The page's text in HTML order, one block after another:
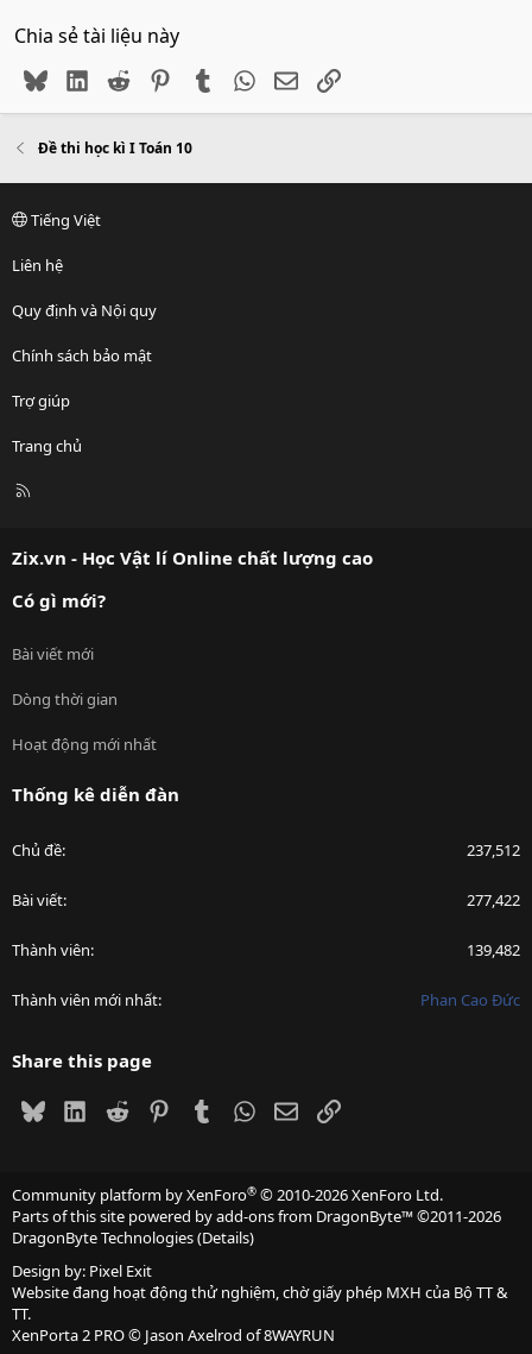
Chia sẻ tài liệu này
BlueskyLinkedIn
Reddit PinterestTumblr WhatsApp
EmailLink
Đề thi học kì I Toán 10
Tiếng Việt
Liên hệ
Quy định và Nội quy
Chính sách bảo mật
Trợ giúp
Trang chủ
R
Zix.vn - Học Vật lí Online chất lượng cao
Có gì mới?
Bài viết mới
Dòng thời gian
Hoạt động mới nhất
Thống kê diễn đàn
Chủ đề 237,512
Bài viết 277,422
Thành viên 139,482
Thành viên mới nhất Phan Cao Đức
Share this page
BlueskyLinkedIn
Reddit PinterestTumblrWhatsApp
EmailLink
Community platform by XenForo® © 2010-2026 XenForo Ltd.
Parts of this site powered byadd-ons from DragonByte™©2011-2026
DragonByte Technologies(Details)
Design by: Pixel Exit
Website đang hoạt động thử nghiệm, chờ giấy phép MXH của Bộ TT &
TT.
XenPorta 2 PRO© Jason Axelrod of8WAYRUN